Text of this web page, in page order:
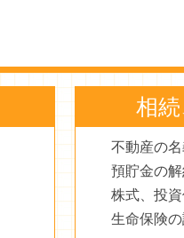
相
不動産の名
預貯金の解
株式、投
生命保険